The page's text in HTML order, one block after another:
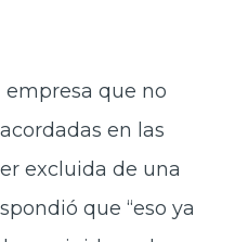
empresa que no
en las
excluida de una
que “eso ya